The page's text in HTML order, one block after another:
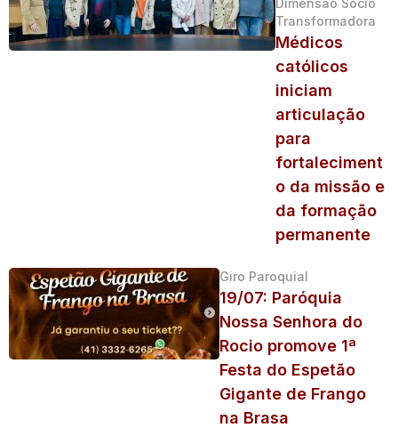
Transformadora
Médicos
católicos
iniciam
articulação
para
fortaleciment
o da missão e
da formação
permanente
Giro Paroquial
19/07: Paróquia
Nossa Senhora do
Rocio promove 1ª
Festa do Espetão
Gigante de Frango
na Brasa